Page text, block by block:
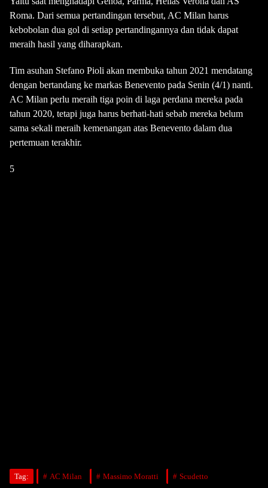
Roma. Dari semua pertandingan tersebut, AC Milan harus
kebobolan dua gol di setiap pertandingannya dan tidak dapat
meraih hasil yang diharapkan.
Tim asuhan Stefano Pioli akan membuka tahun 2021 mendatang
dengan bertandang ke markas Benevento pada Senin (4/1) nanti.
AC Milan perlu meraih tiga poin di laga perdana mereka pada
tahun 2020, tetapi juga harus berhati-hati sebab mereka belum
sama sekali meraih kemenangan atas Benevento dalam dua
pertemuan terakhir.
5
Tag: AC Milan Massimo Moratti Scudetto